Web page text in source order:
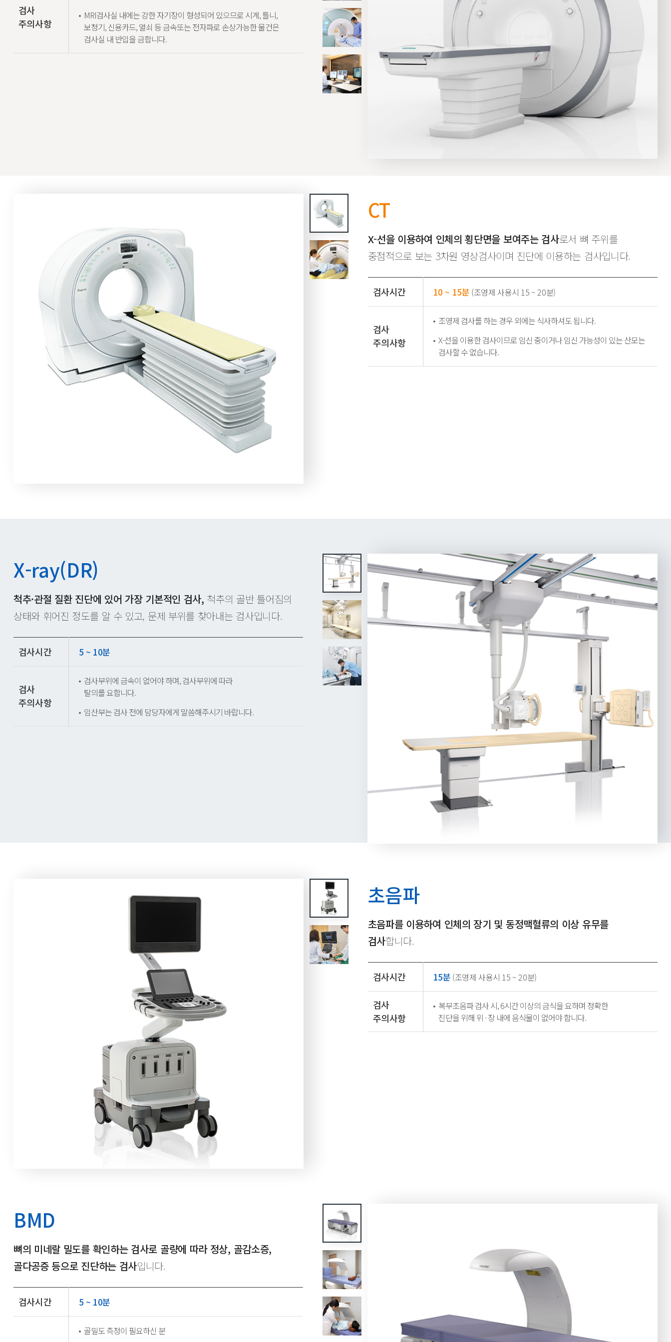
검사
주의사항
MRI검사실 내에는 강한 자기장이 형성되어 있으므로 시계, 틀니,
보청기, 신용카드, 열쇠 등 금속또는 전자파로 손상가능한 물건은
검사실 내 반입을 금합니다.
CT
X-선을 이용하여 인체의 횡단면을 보여주는 검사로서 뼈 주위를
중점적으로 보는 3차원 영상검사이며 진단에 이용하는 검사입니다.
검사시간 10 ~ 15분 (조영제 사용시 15 ~ 20분)
검사
주의사항
조영제 검사를 하는 경우 외에는 식사하셔도 됩니다.
X-선을 이용한 검사이므로 임신 중이거나 임신 가능성이 있는 산모는
검사할 수 없습니다.
X-ray(DR)
척추·관절 질환 진단에 있어 가장 기본적인 검사, 척추의 골반 틀어짐의
상태와 휘어진 정도를 알 수 있고, 문제 부위를 찾아내는 검사입니다.
검사시간 5 ~ 10분
검사
주의사항
검사부위에 금속이 없어야 하며, 검사부위에 따라
탈의를 요합니다.
임산부는 검사 전에 담당자에게 말씀해주시기 바랍니다.
초음파
초음파를 이용하여 인체의 장기 및 동정맥혈류의 이상 유무를
검사합니다.
검사시간 15분 (조영제 사용시 15 ~ 20분)
검사
주의사항
복부초음파 검사 시, 6시간 이상의 금식을 요하며 정확한
진단을 위해 위 · 장 내에 음식물이 없어야 합니다.
BMD
뼈의 미네랄 밀도를 확인하는 검사로 골량에 따라 정상, 골감소증,
골다공증 등으로 진단하는 검사입니다.
검사시간 5 ~ 10분
골밀도 측정이 필요하신 분